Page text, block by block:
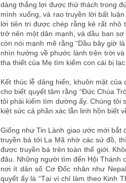
dàng thắng lợi được thử thách trong
mình xuống, và rao truyền lời bất
lời tiên tri được chép rằng kẻ rất nhỏ
trở nên một dân mạnh, và dầu ban
còn nói mạnh mẽ rằng “Dầu bây giờ
nhìn hướng về phước lành trên trời
tha thiết của Mẹ tìm kiếm con cái bị
Kết thúc lễ dâng hiến, khuôn mặt
cho biết quyết tâm rằng “Đức Chúa
tôi phải kiếm tìm dường ấy. Chúng tôi
kiệt sức cả phần xác lẫn linh hồn biết
Giống như Tin Lành giao ước mới bắt
truyền bá tới La Mã nhờ các sứ đồ,
được truyền bá trên toàn thế giới.
đâu. Những người tìm đến Hội Thánh
nơi ít dân số Cơ Đốc nhân như
quyết ấy là “Tại vì chỉ làm theo Kinh